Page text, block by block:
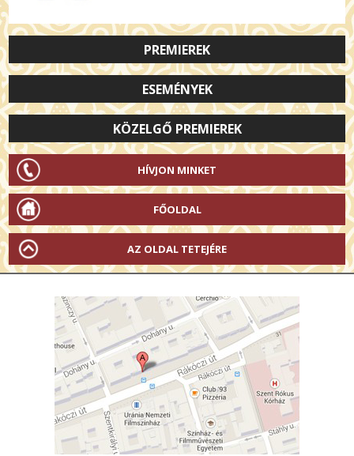
PREMIEREK
ESEMÉNYEK
KÖZELGŐ PREMIEREK
HÍVJON MINKET
FŐOLDAL
AZ OLDAL TETEJÉRE